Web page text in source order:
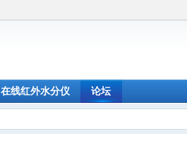
在线红外水分仪 论坛